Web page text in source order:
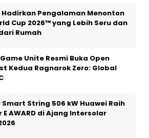
Hadirkan Pengalaman Menonton
Cup 2026™ yang Lebih Seru dan
Rumah
Unite Resmi Buka Open
Kedua Ragnarok Zero: Global
String 506 kW Huawei Raih
AWARD di Ajang Intersolar